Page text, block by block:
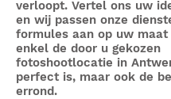
verloopt. Vertel ons uw
en wij passen onze
formules aan op uw
enkel de door u gekozen
fotoshootlocatie in
perfect is, maar ook de
errond.